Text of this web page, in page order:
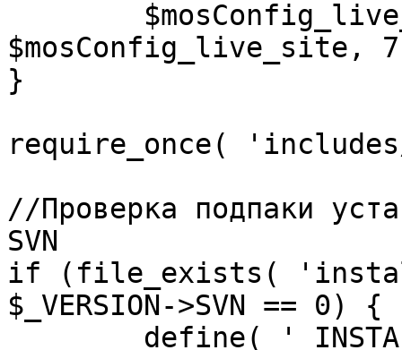
$mosConfig_live_site,
}
require_once(
//Проверка подпаки
SVN
if (file_exists(
$_VERSION->SVN == 0) {